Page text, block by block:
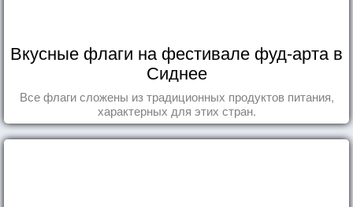
Вкусные флаги на фестивале фуд-арта в
Сиднее
Все флаги сложены из традиционных продуктов питания,
характерных для этих стран.